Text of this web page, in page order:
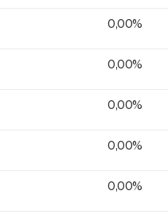
0,00%
0,00%
0,00%
0,00%
0,00%